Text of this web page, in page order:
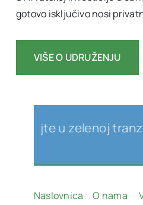
gotovo isključivo nosi
VIŠE O UDRUŽENJU
u zelenoj tranziciji i
Naslovnica O nama